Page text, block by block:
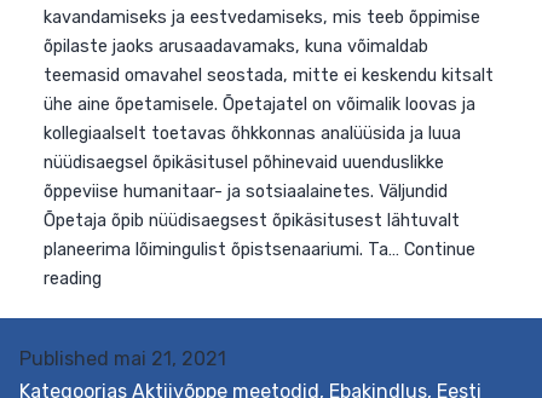
õpilaste jaoks arusaadavamaks, kuna võimaldab
Published mai 21, 2021
Kategoorias Aktiivõppe meetodid, Ebakindlus, Eesti